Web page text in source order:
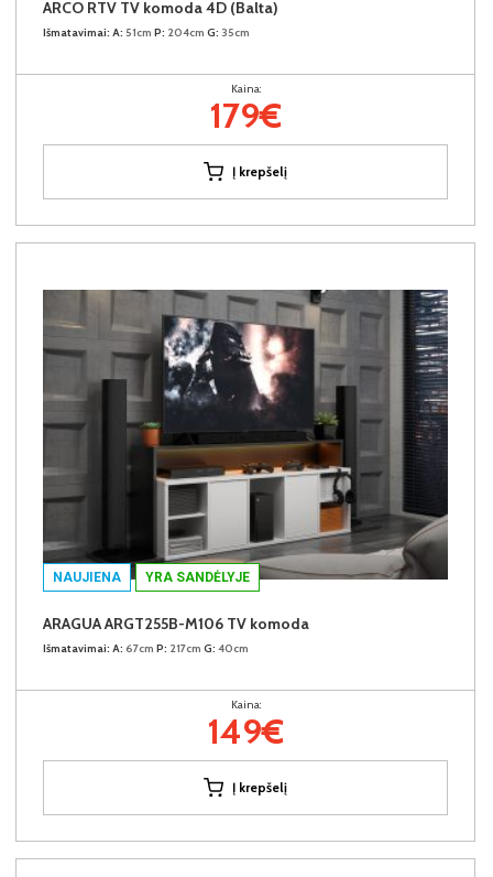
ARCO RTV TV komoda 4D (Balta)
Išmatavimai: A: 51cm P: 204cm G: 35cm
Kaina:
179€
Į krepšelį
NAUJIENA YRA SANDĖLYJE
ARAGUA ARGT255B-M106 TV komoda
Išmatavimai: A: 67cm P: 217cm G: 40cm
Kaina:
149€
Į krepšelį